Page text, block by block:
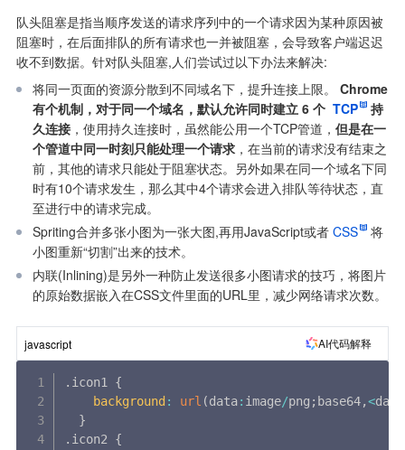
队头阻塞是指当顺序发送的请求序列中的一个请求因为某种原因被
阻塞时，在后面排队的所有请求也一并被阻塞，会导致客户端迟迟
收不到数据。针对队头阻塞,人们尝试过以下办法来解决:
将同一页面的资源分散到不同域名下，提升连接上限。 Chrome
有个机制，对于同一个域名，默认允许同时建立 6 个 TCP
持
久连接 ，使用持久连接时，虽然能公用一个TCP管道， 但是在一
个管道中同一时刻只能处理一个请求 ，在当前的请求没有结束之
前，其他的请求只能处于阻塞状态。另外如果在同一个域名下同
时有10个请求发生，那么其中4个请求会进入排队等待状态，直
至进行中的请求完成。
Spriting合并多张小图为一张大图,再用JavaScript或者 CSS
将
小图重新“切割”出来的技术。
内联(Inlining)是另外一种防止发送很多小图请求的技巧，将图片
的原始数据嵌入在CSS文件里面的URL里，减少网络请求次数。
javascript AI代码解释
. icon1 {
background : url (data: image/png ; base64,<data
}
. icon2 {